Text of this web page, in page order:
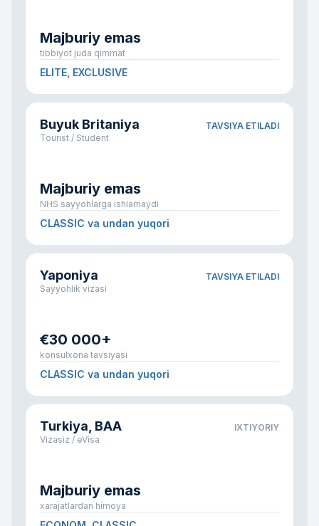
Majburiy emas
tibbiyot juda qimmat
ELITE, EXCLUSIVE
Buyuk Britaniya
TAVSIYA ETILADI
Tourist / Student
Majburiy emas
NHS sayyohlarga ishlamaydi
CLASSIC va undan yuqori
Yaponiya
TAVSIYA ETILADI
Sayyohlik vizasi
€30 000+
konsulxona tavsiyasi
CLASSIC va undan yuqori
Turkiya, BAA
IXTIYORIY
Vizasiz / eVisa
Majburiy emas
xarajatlardan himoya